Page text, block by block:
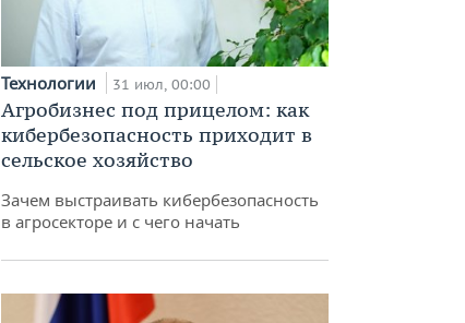
Технологии 31 июл, 00:00
Агробизнес под прицелом: как
кибербезопасность приходит в
сельское хозяйство
Зачем выстраивать кибербезопасность
в агросекторе и с чего начать